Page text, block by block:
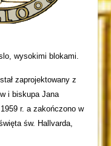
wysokimi blokami.
zaprojektowany z
i biskupa Jana
r. a zakończono w
św. Hallvarda,